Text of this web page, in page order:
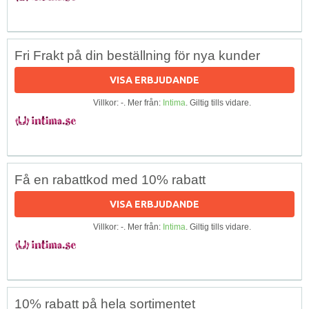
Fri Frakt på din beställning för nya kunder
VISA ERBJUDANDE
Villkor: -. Mer från: Intima. Giltig tills vidare.
Få en rabattkod med 10% rabatt
VISA ERBJUDANDE
Villkor: -. Mer från: Intima. Giltig tills vidare.
10% rabatt på hela sortimentet